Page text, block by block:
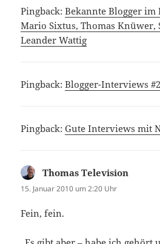
Pingback:Bekannte Blogger im
Mario Sixtus, Thomas Knüwer,
Leander Wattig
Pingback:Blogger-Interviews
Pingback:Gute Interviews mit
Thomas Television
15. Januar 2010 um 2:20 Uhr
Fein, fein.